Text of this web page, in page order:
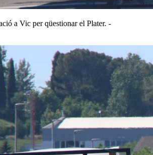
a Vic per qüestionar el Plater. -